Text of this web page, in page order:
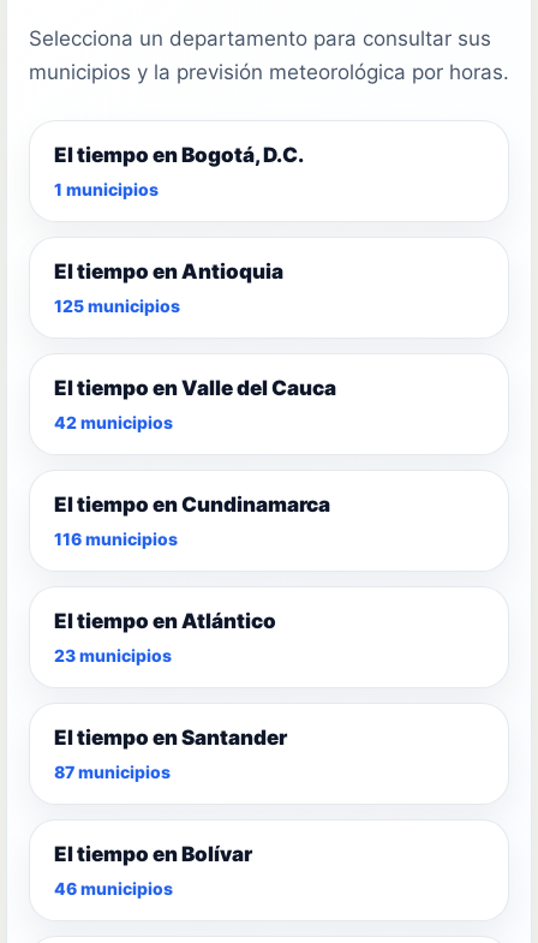
Selecciona un departamento para consultar sus
municipios y la previsión meteorológica por horas.
El tiempo en Bogotá, D.C.
1 municipios
El tiempo en Antioquia
125 municipios
El tiempo en Valle del Cauca
42 municipios
El tiempo en Cundinamarca
116 municipios
El tiempo en Atlántico
23 municipios
El tiempo en Santander
87 municipios
El tiempo en Bolívar
46 municipios